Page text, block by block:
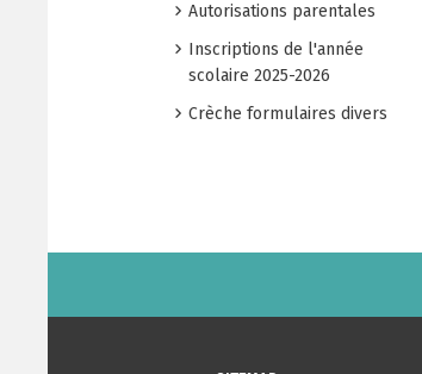
Autorisations parentales
Inscriptions de l'année
scolaire 2025-2026
Crèche formulaires divers